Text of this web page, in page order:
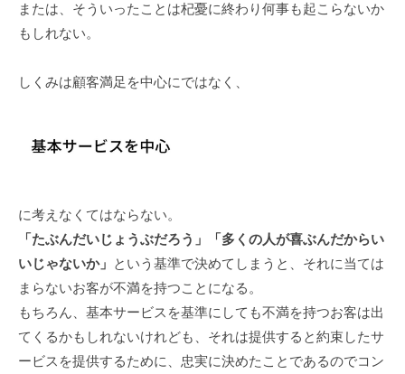
または、そういったことは杞憂に終わり何事も起こらないか
もしれない。
しくみは顧客満足を中心にではなく、
に考えなくてはならない。
「たぶんだいじょうぶだろう」「多くの人が喜ぶんだからい
いじゃないか」 という基準で決めてしまうと、それに当ては
まらないお客が不満を持つことになる。
もちろん、基本サービスを基準にしても不満を持つお客は出
てくるかもしれないけれども、それは提供すると約束したサ
ービスを提供するために、忠実に決めたことであるのでコン